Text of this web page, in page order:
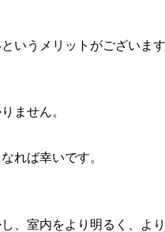
いうメリットがございます
ません。
れば幸いです。
、室内をより明るく、よ